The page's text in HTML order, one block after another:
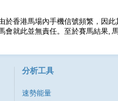
香港馬場內手機信號頻繁，因
就此並無責任。至於賽馬結果,
分析工具
速勢能量